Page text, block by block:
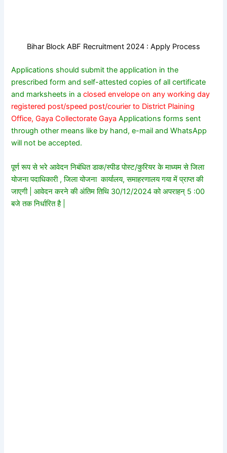
Bihar Block ABF Recruitment 2024 : Apply Process
Applications should submit the application in the
prescribed form and self-attested copies of all certificate
and marksheets in a closed envelope on any working day
registered post/speed post/courier to District Plaining
Office, Gaya Collectorate Gaya Applications forms sent
through other means like by hand, e-mail and WhatsApp
will not be accepted.
पूर्ण रूप से भरे आवेदन निबंधित डाक/स्पीड पोस्ट/कुरियर के माध्यम से जिला
योजना पदाधिकारी , जिला योजना कार्यालय, समाहरणालय गया में प्राप्त की
जाएगी | आवेदन करने की अंतिम तिथि 30/12/2024 को अपराहन् 5 :00
बजे तक निर्धारित है |